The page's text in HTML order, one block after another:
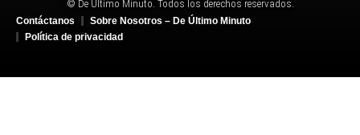
© De Último Minuto. Todos los derechos reservados.
Contáctanos
Sobre Nosotros – De Último Minuto
Política de privacidad